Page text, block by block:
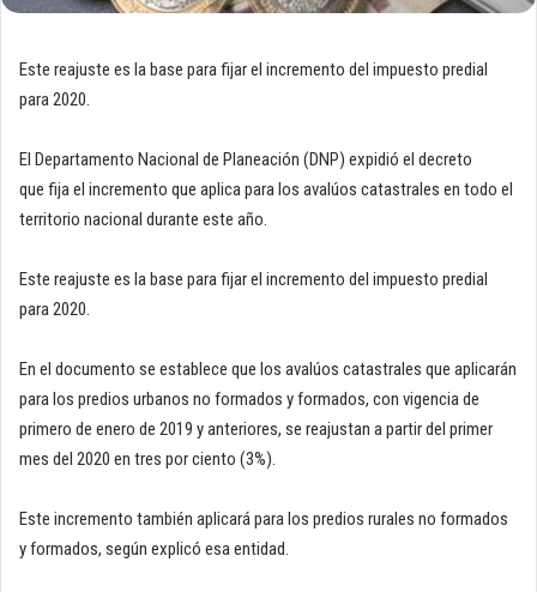
Este reajuste es la base para fijar el incremento del impuesto predial
para 2020.
El Departamento Nacional de Planeación (DNP) expidió el decreto
que fija el incremento que aplica para los avalúos catastrales en todo el
territorio nacional durante este año.
Este reajuste es la base para fijar el incremento del impuesto predial
para 2020.
En el documento se establece que los avalúos catastrales que aplicarán
para los predios urbanos no formados y formados, con vigencia de
primero de enero de 2019 y anteriores, se reajustan a partir del primer
mes del 2020 en tres por ciento (3%).
Este incremento también aplicará para los predios rurales no formados
y formados, según explicó esa entidad.